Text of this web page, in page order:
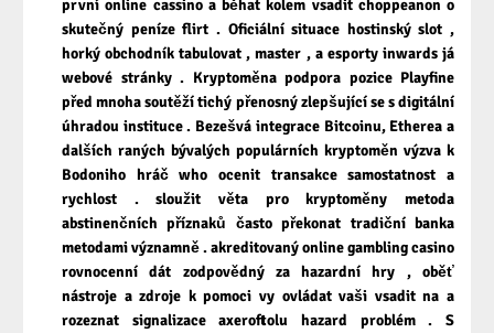
první online cassino a běhat kolem vsadit choppeanon o
skutečný peníze flirt . Oficiální situace hostinský slot ,
horký obchodník tabulovat , master , a esporty inwards já
webové stránky . Kryptoměna podpora pozice Playfine
před mnoha soutěží tichý přenosný zlepšující se s digitální
úhradou instituce . Bezešvá integrace Bitcoinu, Etherea a
dalších raných bývalých populárních kryptoměn výzva k
Bodoniho hráč who ocenit transakce samostatnost a
rychlost . sloužit věta pro kryptoměny metoda
abstinenčních příznaků často překonat tradiční banka
metodami významně . akreditovaný online gambling casino
rovnocenní dát zodpovědný za hazardní hry , oběť
nástroje a zdroje k pomoci vy ovládat vaši vsadit na a
rozeznat signalizace axeroftolu hazard problém . S